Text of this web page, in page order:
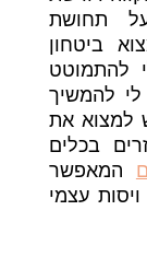
תחושת
ביטחון
להתמוטט
להמשיך
למצוא את
בכלים
המאפשר
עצמי